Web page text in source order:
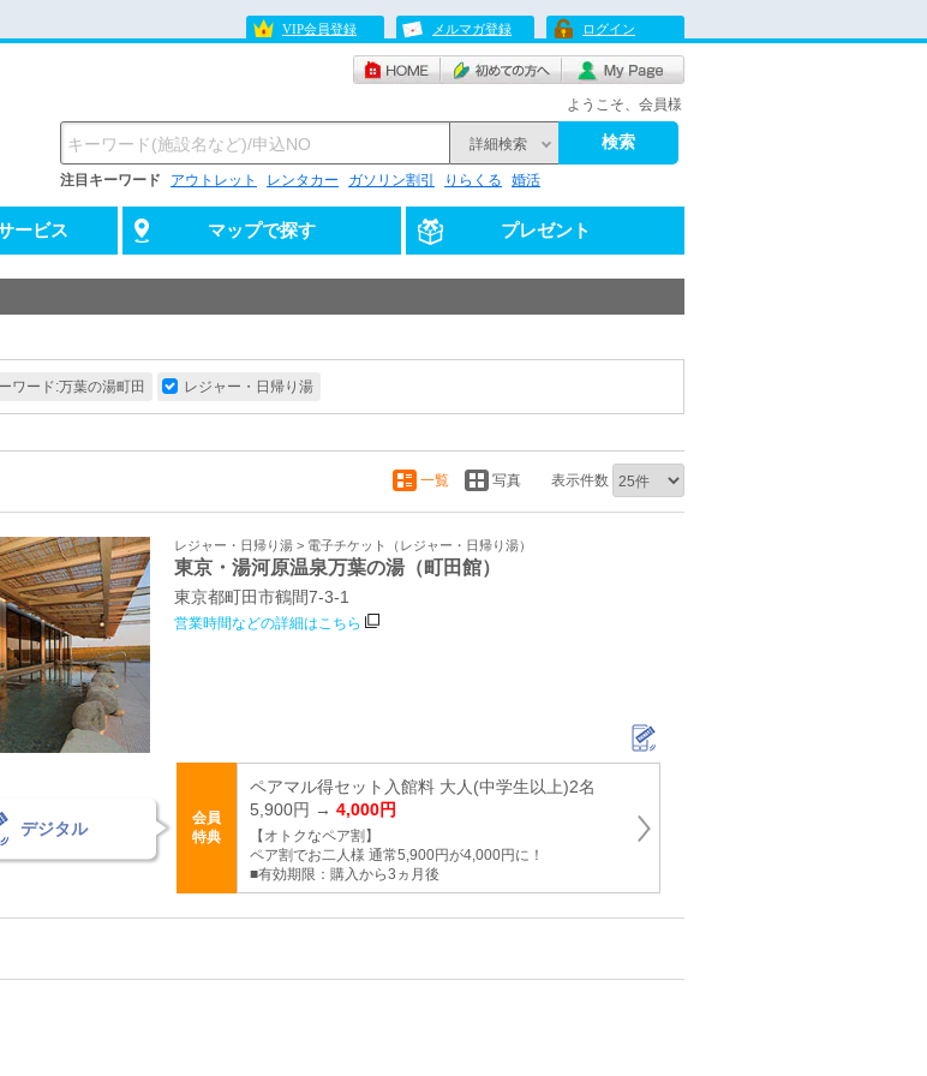
VIP会員登録 メルマガ登録 ログイン
ようこそ、会員様
詳細検索 検索
注目キーワード アウトレット レンタカー ガソリン割引 りらくる 婚活
ービス マップで探す プレゼント
ワード:万葉の湯町田 レジャー・日帰り湯
一覧 写真 表示件数
レジャー・日帰り湯 > 電子チケット（レジャー・日帰り湯）
東京・湯河原温泉万葉の湯（町田館）
東京都町田市鶴間7-3-1
営業時間などの詳細はこちら
デジタル
会員
特典
ペアマル得セット入館料 大人(中学生以上)2名
5,900円 → 4,000円
【オトクなペア割】
ペア割でお二人様 通常5,900円が4,000円に！
■有効期限：購入から3ヵ月後